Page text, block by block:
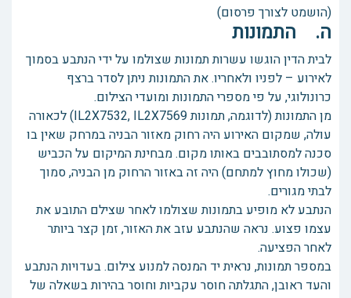
(הושמט לצורך פרסום)
ה. התמונות
לבית הדין הוגשו עשרות תמונות שצולמו על ידי הנתבע בסמוך
לאירוע – לפניו ולאחריו. את התמונות ניתן לסדר ברצף
כרונולוגי, על פי מספרי התמונות ומועדי הצילום.
מן התמונות (לדוגמה, תמונות IL2X7532, IL2X7569) לכאורה
עולה, שמקום האירוע היה רחוק מאזור הבניה במרחק שאין בו
סכנה למסתובבים באותו מקום. מבחינת המיקום על הכביש
(שכולו מחוץ למתחם) היה זה באזור הרחוק מן הבניה, סמוך
לבתי מגורים.
הנתבע לא מופיע בתמונות שצולמו לאחר שצילם התובע את
עצמו פצוע. נראה שהנתבע עזב את האזור, זמן קצר ביותר
לאחר הפציעה.
במספר תמונות, נראית יד המנסה למנוע צילום. בעדויות הנתבע
והעד ראובן, התגלתה חוסר עקביות וחוסר בהירות בשאלה של